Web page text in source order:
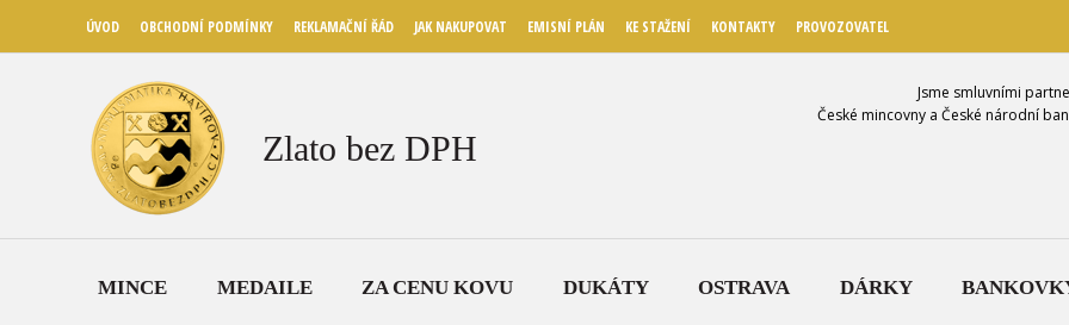
ÚVOD OBCHODNÍ PODMÍNKY REKLAMAČNÍ ŘÁD JAK NAKUPOVAT EMISNÍ PLÁN KE STAŽENÍ KONTAKTY PROVOZOVATEL
Zlato bez DPH
Jsme smluvními
České mincovny a České národní
MINCE MEDAILE ZA CENU KOVU DUKÁTY OSTRAVA DÁRKY